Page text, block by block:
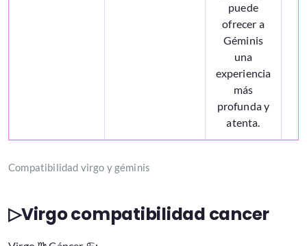
puede
ofrecer a
Géminis
una
experiencia
más
profunda y
atenta.
Compatibilidad virgo y géminis
▷Virgo compatibilidad cancer